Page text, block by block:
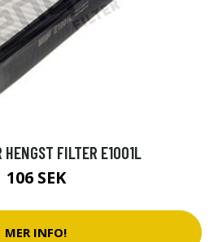
FILTER E1001L
106 SEK
MER INFO!